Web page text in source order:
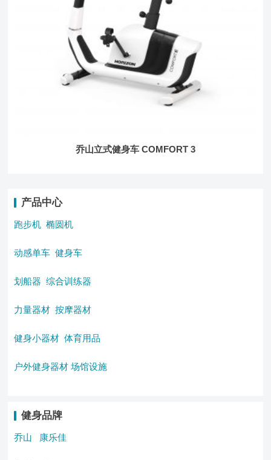
乔山立式健身车 COMFORT 3
产品中心
跑步机 椭圆机
动感单车 健身车
划船器 综合训练器
力量器材 按摩器材
健身小器材 体育用品
户外健身器材 场馆设施
健身品牌
乔山 康乐佳